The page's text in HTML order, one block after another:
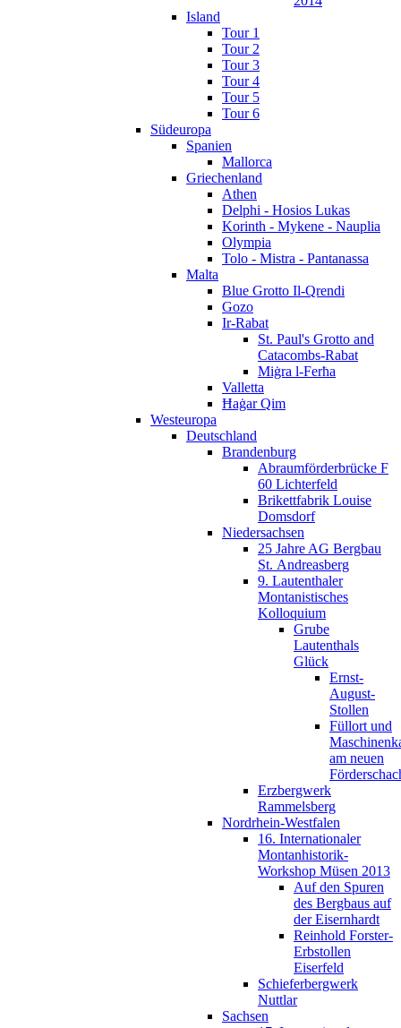
Island
Tour 1
Tour 2
Tour 3
Tour 4
Tour 5
Tour 6
Südeuropa
Spanien
Mallorca
Griechenland
Athen
Delphi - Hosios Lukas
Korinth - Mykene - Nauplia
Olympia
Tolo - Mistra - Pantanassa
Malta
Blue Grotto Il-Qrendi
Gozo
Ir-Rabat
St. Paul's Grotto and
Catacombs-Rabat
Miġra l-Ferħa
Valletta
Ħaġar Qim
Westeuropa
Deutschland
Brandenburg
Abraumförderbrücke F
60 Lichterfeld
Brikettfabrik Louise
Domsdorf
Niedersachsen
25 Jahre AG Bergbau
St. Andreasberg
9. Lautenthaler
Montanistisches
Kolloquium
Grube
Lautenthals
Glück
Ernst-
August-
Stollen
Füllort und
am neuen
Erzbergwerk
Rammelsberg
Nordrhein-Westfalen
16. Internationaler
Montanhistorik-
Workshop Müsen 2013
Auf den Spuren
des Bergbaus auf
der Eisernhardt
Reinhold Forster-
Erbstollen
Eiserfeld
Schieferbergwerk
Nuttlar
Sachsen